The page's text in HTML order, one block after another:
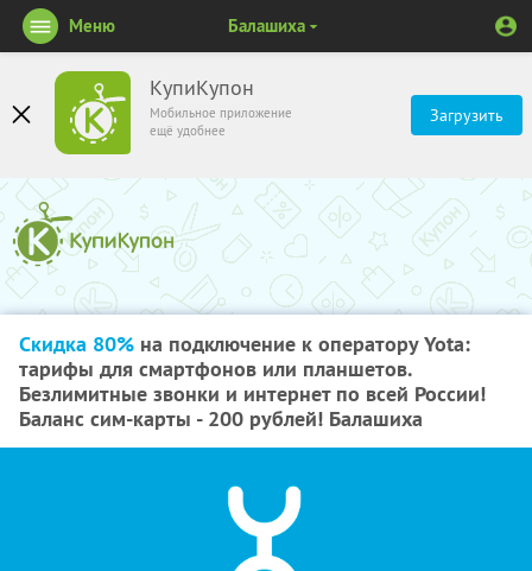
КупиКупон
Мобильное приложение
ещё удобнее
Загрузить
Меню Балашиха
Скидка 80% на подключение к оператору Yota:
тарифы для смартфонов или планшетов.
Безлимитные звонки и интернет по всей России!
Баланс сим-карты - 200 рублей! Балашиха